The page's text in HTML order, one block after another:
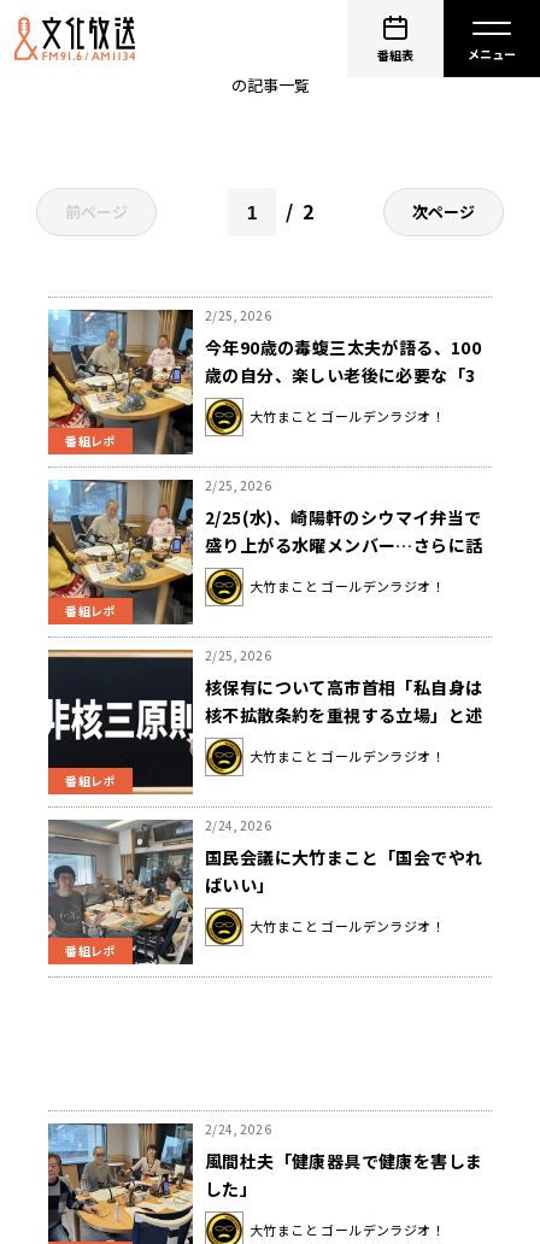
番組表
の記事一覧
前ページ 2 次ページ
番組レポ
2/25, 2026
今年90歳の毒蝮三太夫が語る、100
歳の自分、楽しい老後に必要な「3
つのベル」
大竹まこと ゴールデンラジオ！
番組レポ
2/25, 2026
2/25(水)、崎陽軒のシウマイ弁当で
盛り上がる水曜メンバー…さらに話
題は広がって“求肥”を語り合う！？
大竹まこと ゴールデンラジオ！
番組レポ
2/25, 2026
核保有について高市首相「私自身は
核不拡散条約を重視する立場」と述
べるも、大竹「重視する立場という
のが、何とも曖昧」
大竹まこと ゴールデンラジオ！
番組レポ
2/24, 2026
国民会議に大竹まこと「国会でやれ
ばいい」
大竹まこと ゴールデンラジオ！
2/24, 2026
風間杜夫「健康器具で健康を害しま
した」
大竹まこと ゴールデンラジオ！